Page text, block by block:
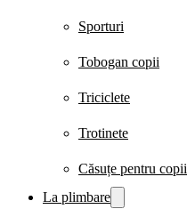
Sporturi
Tobogan copii
Triciclete
Trotinete
Căsuțe pentru copii
La plimbare